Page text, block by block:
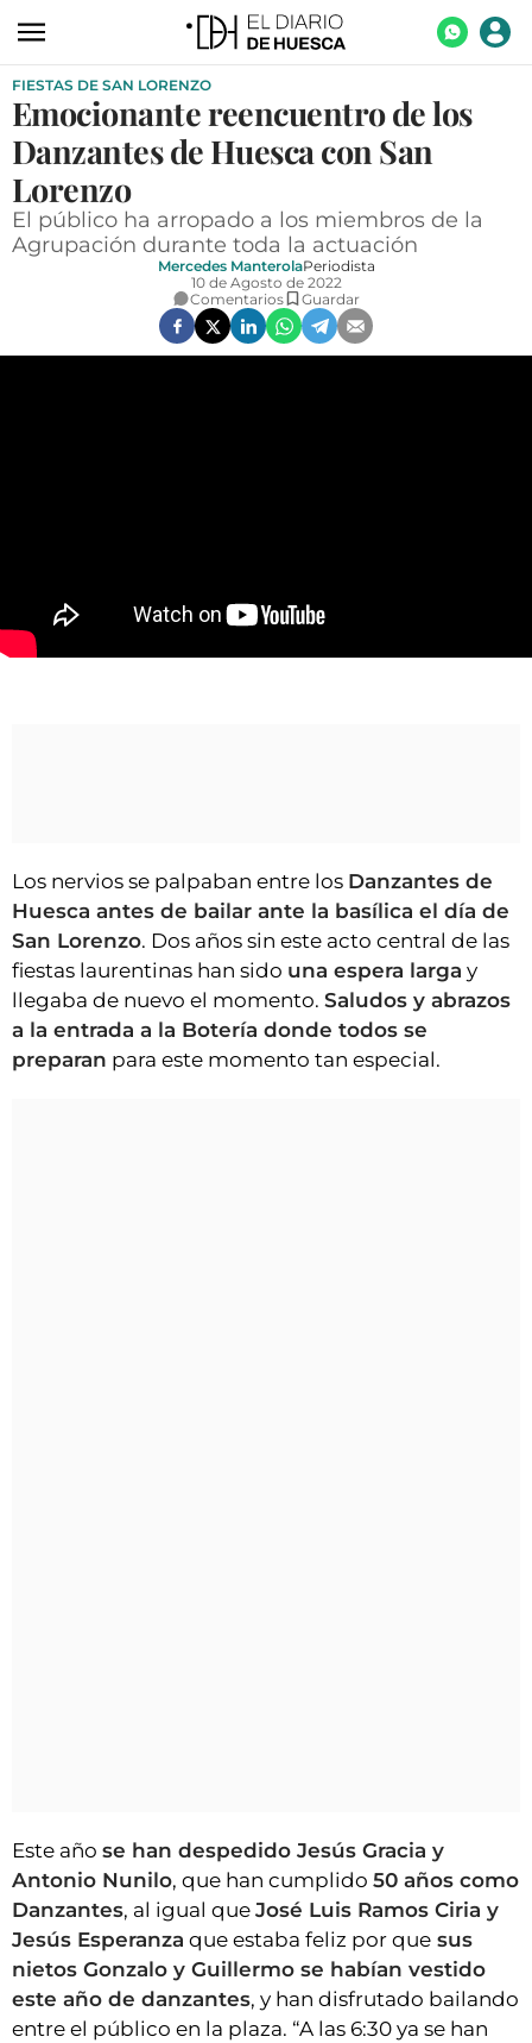
ACTUALIDAD
ECONOMÍA
TECNOLOGÍA
TURISMO
AGROALIMENTACIÓN
CULTURA
FIESTAS EN EL ALTO ARAGÓN
ESQUELAS
CLUB DEL AMIGO MILITANTE
INICIAR SESIÓN
FIESTAS DE SAN LORENZO
Emocionante reencuentro de los
Danzantes de Huesca con San
Lorenzo
El público ha arropado a los miembros de la
Agrupación durante toda la actuación
Mercedes ManterolaPeriodista
10 de Agosto de 2022
Comentarios
Guardar
Los nervios se palpaban entre los Danzantes de
Huesca antes de bailar ante la basílica el día de
San Lorenzo. Dos años sin este acto central de las
fiestas laurentinas han sido una espera larga y
llegaba de nuevo el momento. Saludos y abrazos
a la entrada a la Botería donde todos se
preparan para este momento tan especial.
Este año se han despedido Jesús Gracia y
Antonio Nunilo, que han cumplido 50 años como
Danzantes, al igual que José Luis Ramos Ciria y
Jesús Esperanza que estaba feliz por que sus
nietos Gonzalo y Guillermo se habían vestido
este año de danzantes, y han disfrutado bailando
entre el público en la plaza. “A las 6:30 ya se han